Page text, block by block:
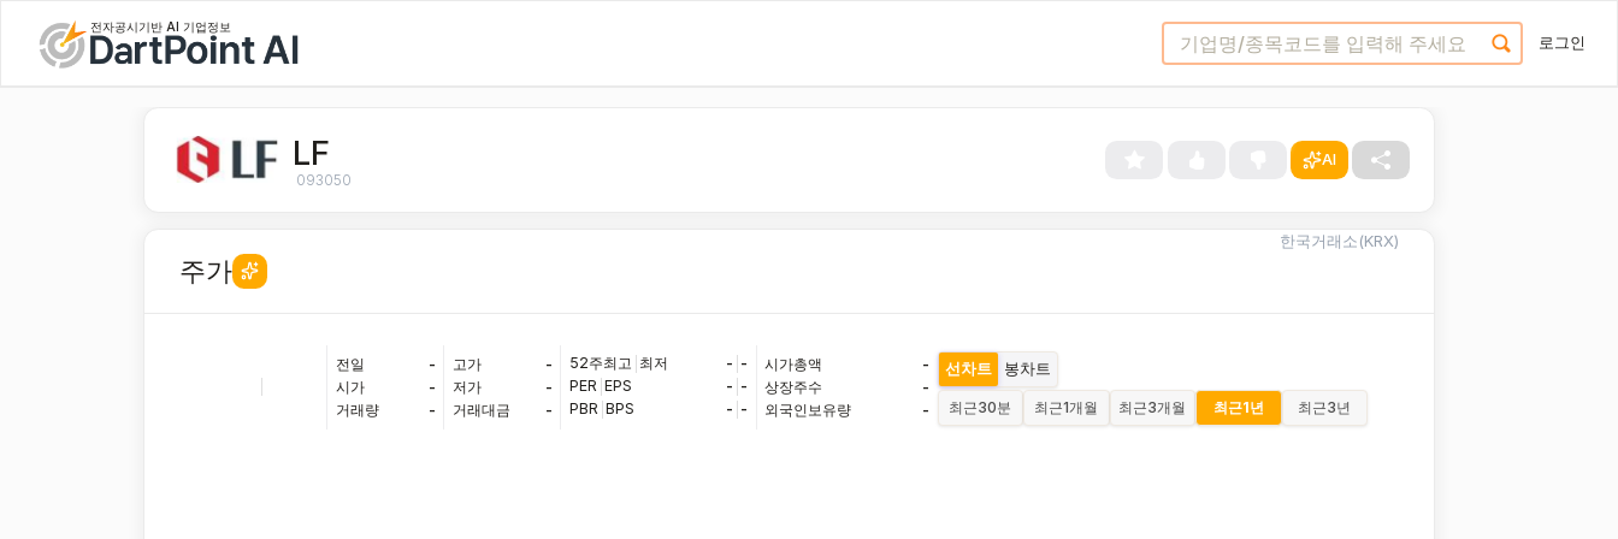
전자공시기반 AI 기업정보
로그인
LF
093050
AI
주가
한국거래소(KRX)
전일
-
시가
-
거래량
-
고가
-
저가
-
거래대금
-
52주최고 최저 - -
PER EPS - -
PBR BPS - -
시가총액
-
상장주수
-
외국인보유량
-
선차트 봉차트
최근30분 최근1개월 최근3개월 최근1년 최근3년